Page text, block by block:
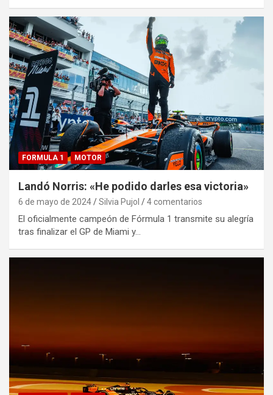
FORMULA 1 MOTOR
Landó Norris: «He podido darles esa victoria»
6 de mayo de 2024 Silvia Pujol 4 comentarios
El oficialmente campeón de Fórmula 1 transmite su alegría
tras finalizar el GP de Miami y…